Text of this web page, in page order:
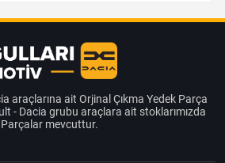
araçlarına ait Orjinal Çıkma Yedek Parça
- Dacia grubu araçlara ait stoklarımızda
Parçalar mevcuttur.